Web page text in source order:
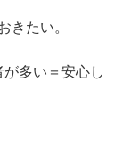
きたい。
多い＝安心し